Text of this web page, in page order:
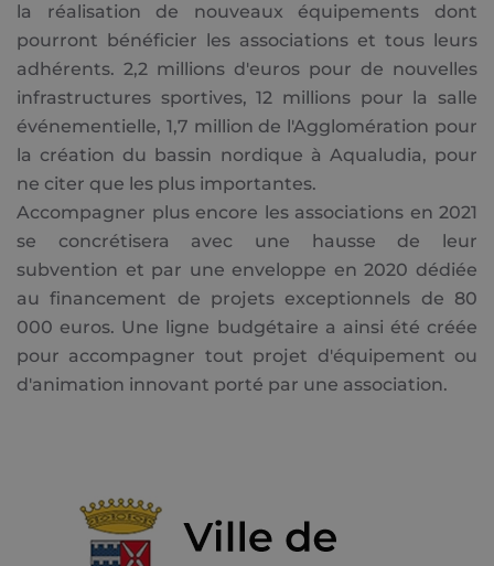
la réalisation de nouveaux équipements dont
pourront bénéficier les associations et tous leurs
adhérents. 2,2 millions d'euros pour de nouvelles
infrastructures sportives, 12 millions pour la salle
événementielle, 1,7 million de l'Agglomération pour
la création du bassin nordique à Aqualudia, pour
ne citer que les plus importantes.
Accompagner plus encore les associations en 2021
se concrétisera avec une hausse de leur
subvention et par une enveloppe en 2020 dédiée
au financement de projets exceptionnels de 80
000 euros. Une ligne budgétaire a ainsi été créée
pour accompagner tout projet d'équipement ou
d'animation innovant porté par une association.